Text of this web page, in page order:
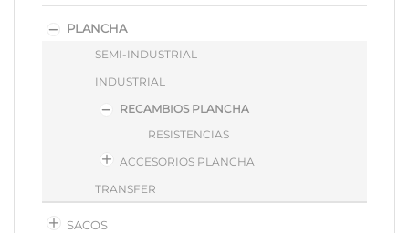
PLANCHA
SEMI-INDUSTRIAL
INDUSTRIAL
RECAMBIOS PLANCHA
RESISTENCIAS
ACCESORIOS PLANCHA
TRANSFER
SACOS